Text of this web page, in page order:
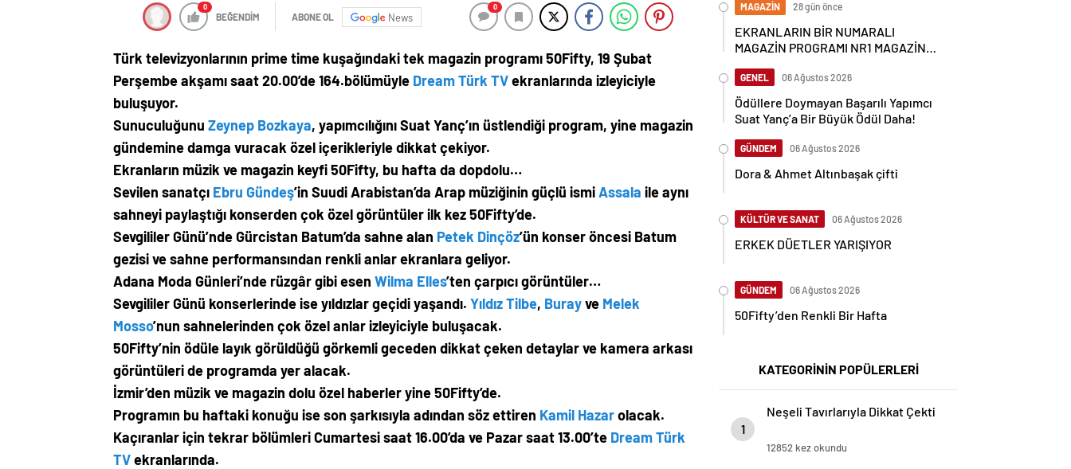
0
BEĞENDİM ABONE OL News
0
Türk televizyonlarının prime time kuşağındaki tek magazin programı 50Fifty, 19 Şubat
Perşembe akşamı saat 20.00’de 164.bölümüyle Dream Türk TVekranlarında izleyiciyle
buluşuyor.
Sunuculuğunu Zeynep Bozkaya, yapımcılığını Suat Yanç’ın üstlendiği program, yine magazin
gündemine damga vuracak özel içerikleriyle dikkat çekiyor.
Ekranların müzik ve magazin keyfi 50Fifty, bu hafta da dopdolu…
Sevilen sanatçı Ebru Gündeş’in Suudi Arabistan’da Arap müziğinin güçlü ismiAssala ile aynı
sahneyi paylaştığı konserden çok özel görüntüler ilk kez 50Fifty’de.
Sevgililer Günü’nde Gürcistan Batum’da sahne alan Petek Dinçöz’ün konser öncesi Batum
gezisi ve sahne performansından renkli anlar ekranlara geliyor.
Adana Moda Günleri’nde rüzgâr gibi esen Wilma Elles’ten çarpıcı görüntüler…
Sevgililer Günü konserlerinde ise yıldızlar geçidi yaşandı. Yıldız Tilbe, Burayve Melek
Mosso’nun sahnelerinden çok özel anlar izleyiciyle buluşacak.
50Fifty’nin ödüle layık görüldüğü görkemli geceden dikkat çeken detaylar ve kamera arkası
görüntüleri de programda yer alacak.
İzmir’den müzik ve magazin dolu özel haberler yine 50Fifty’de.
Programın bu haftaki konuğu ise son şarkısıyla adından söz ettiren Kamil Hazarolacak.
Kaçıranlar için tekrar bölümleri Cumartesi saat 16.00’da ve Pazar saat 13.00’te Dream Türk
TVekranlarında.
MAGAZİN 28 gün önce
EKRANLARIN BİR NUMARALI
MAGAZİN PROGRAMI NR1 MAGAZİN
GENEL 06 Ağustos 2026
Ödüllere Doymayan Başarılı Yapımcı
Suat Yanç’a Bir Büyük Ödül Daha!
GÜNDEM 06 Ağustos 2026
Dora & Ahmet Altınbaşak çifti
KÜLTÜR VE SANAT 06 Ağustos 2026
ERKEK DÜETLER YARIŞIYOR
GÜNDEM 06 Ağustos 2026
50Fifty’den Renkli Bir Hafta
KATEGORİNİN POPÜLERLERİ
1
Neşeli Tavırlarıyla Dikkat Çekti
12852 kez okundu